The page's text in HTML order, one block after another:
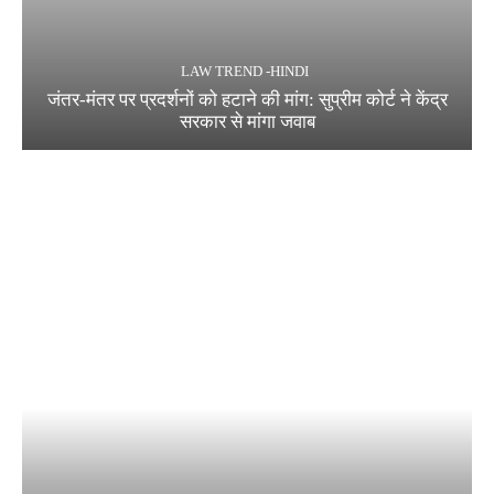
LAW TREND -HINDI
जंतर-मंतर पर प्रदर्शनों को हटाने की मांग: सुप्रीम कोर्ट ने केंद्र
सरकार से मांगा जवाब